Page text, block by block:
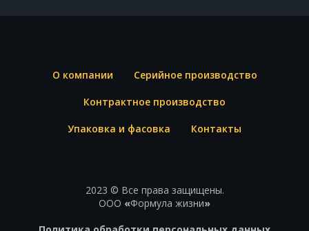
О компании Серийное производство
Контрактное производство
Упаковка и фасовка Контакты
2023 © Все права защищены.
ООО «Формула жизни»